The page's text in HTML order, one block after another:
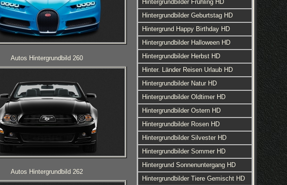
Autos Hintergrundbild 260
Autos Hintergrundbild 262
Hintergrundbilder Frühling HD
Hintergrundbilder Geburtstag HD
Hintergrund Happy Birthday HD
Hintergrundbilder Halloween HD
Hintergrundbilder Herbst HD
Hinter. Länder Reisen Urlaub HD
Hintergrundbilder Natur HD
Hintergrundbilder Oldtimer HD
Hintergrundbilder Ostern HD
Hintergrundbilder Rosen HD
Hintergrundbilder Silvester HD
Hintergrundbilder Sommer HD
Hintergrund Sonnenuntergang HD
Hintergrundbilder Tiere Gemischt HD